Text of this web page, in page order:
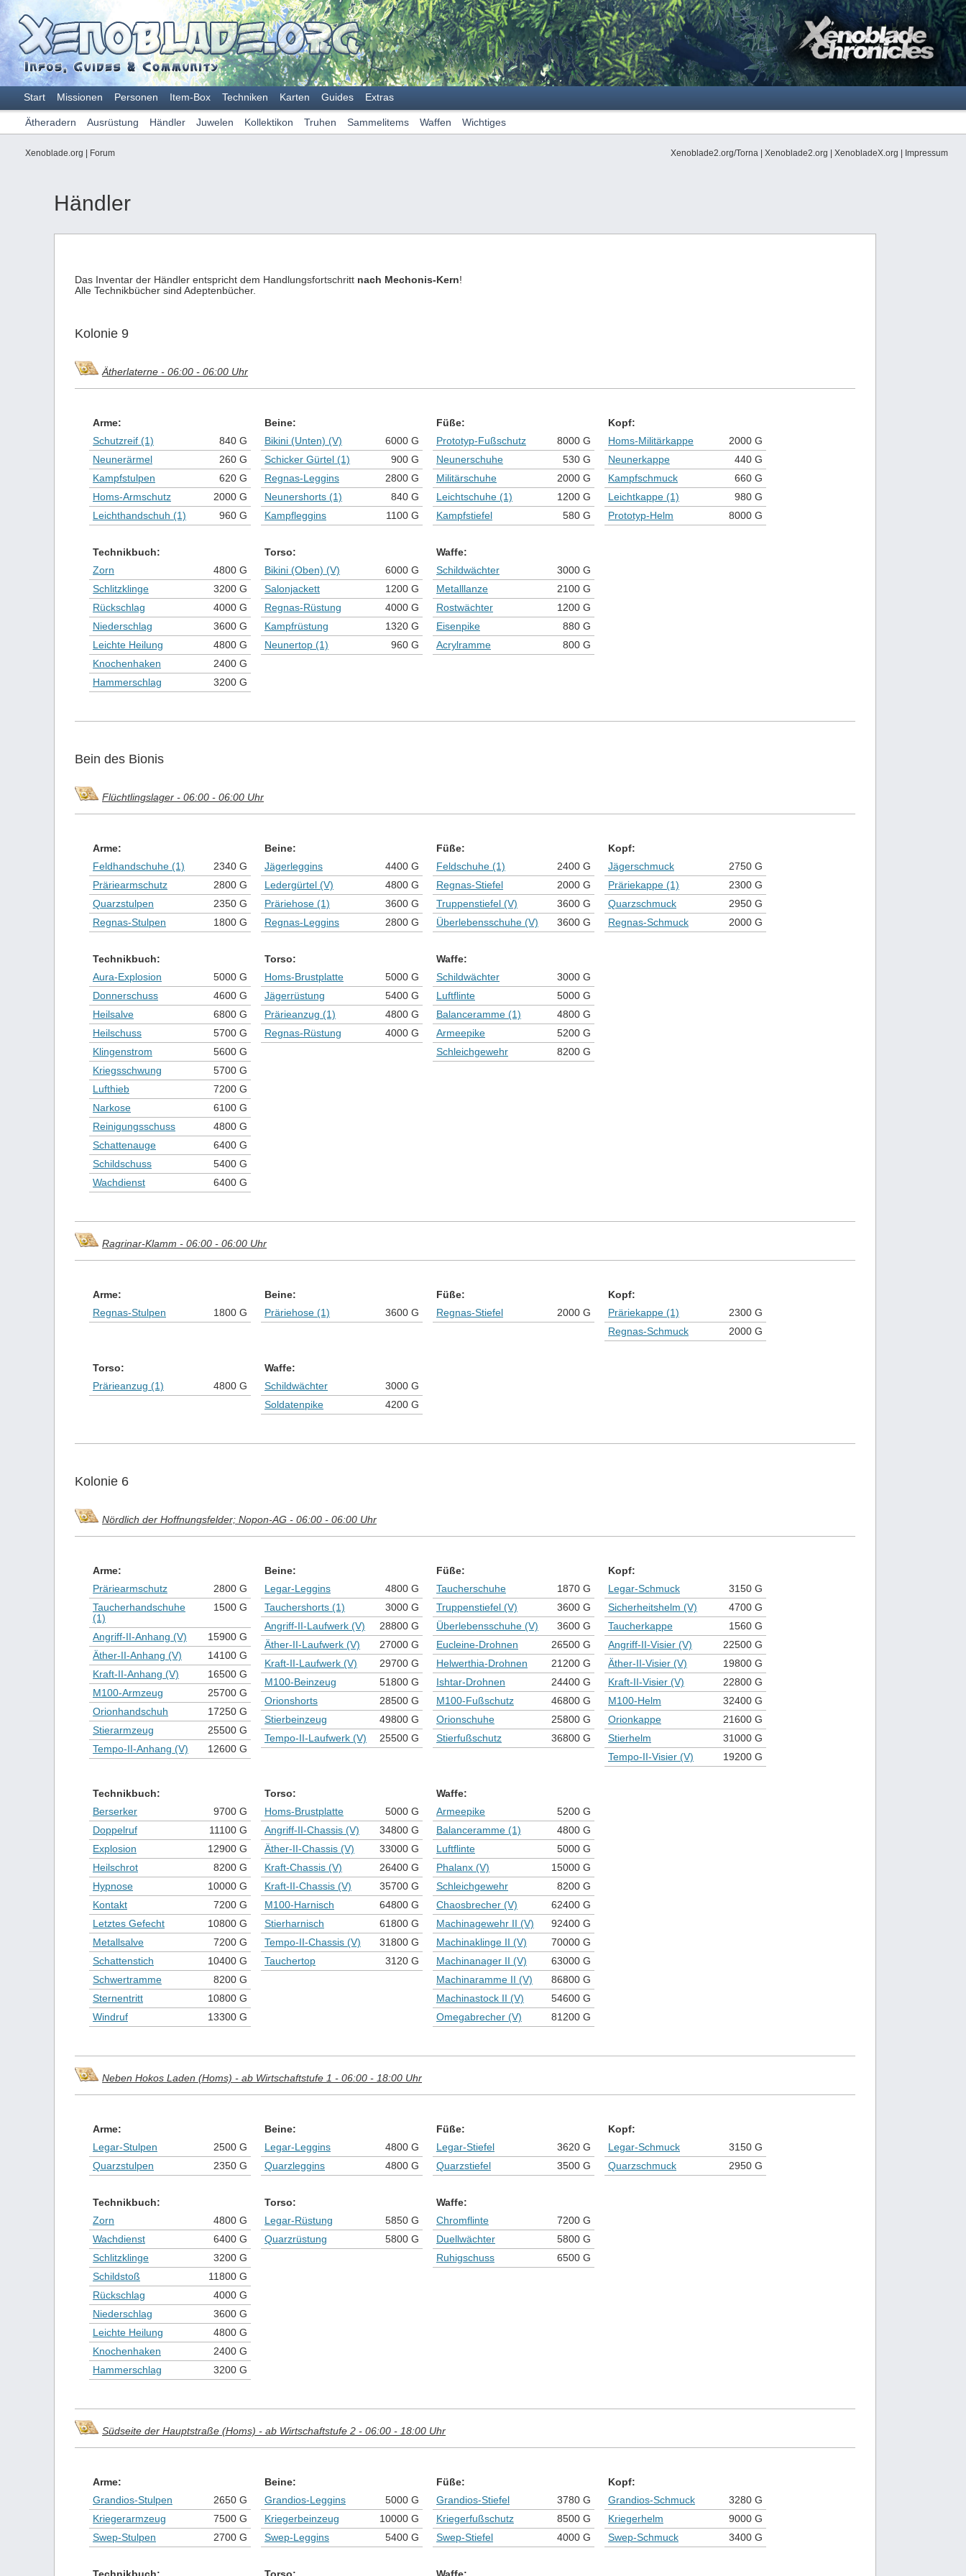
Start Missionen Personen Item-Box Techniken Karten Guides Extras
Ätheradern Ausrüstung Händler Juwelen Kollektikon Truhen Sammelitems Waffen Wichtiges
Xenoblade.org Forum Xenoblade2.org/Torna Xenoblade2.org XenobladeX.org Impressum
Händler
Das Inventar der Händler entspricht dem Handlungsfortschritt nach Mechonis-Kern!
Alle Technikbücher sind Adeptenbücher.
Kolonie 9
Ätherlaterne - 06:00 - 06:00 Uhr
Arme:
Schutzreif (1)
840 G
Neunerärmel
260 G
Kampfstulpen
620 G
Homs-Armschutz
2000 G
Leichthandschuh (1)
960 G
Beine:
Bikini (Unten) (V)
6000 G
Schicker Gürtel (1)
900 G
Regnas-Leggins
2800 G
Neunershorts (1)
840 G
Kampfleggins
1100 G
Füße:
Prototyp-Fußschutz
8000 G
Neunerschuhe
530 G
Militärschuhe
2000 G
Leichtschuhe (1)
1200 G
Kampfstiefel
580 G
Kopf:
Homs-Militärkappe
2000 G
Neunerkappe
440 G
Kampfschmuck
660 G
Leichtkappe (1)
980 G
Prototyp-Helm
8000 G
Technikbuch:
Zorn
4800 G
Schlitzklinge
3200 G
Rückschlag
4000 G
Niederschlag
3600 G
Leichte Heilung
4800 G
Knochenhaken
2400 G
Hammerschlag
3200 G
Torso:
Bikini (Oben) (V)
6000 G
Salonjackett
1200 G
Regnas-Rüstung
4000 G
Kampfrüstung
1320 G
Neunertop (1)
960 G
Waffe:
Schildwächter
3000 G
Metalllanze
2100 G
Rostwächter
1200 G
Eisenpike
880 G
Acrylramme
800 G
Bein des Bionis
Flüchtlingslager - 06:00 - 06:00 Uhr
Arme:
Feldhandschuhe (1)
2340 G
Präriearmschutz
2800 G
Quarzstulpen
2350 G
Regnas-Stulpen
1800 G
Beine:
Jägerleggins
4400 G
Ledergürtel (V)
4800 G
Präriehose (1)
3600 G
Regnas-Leggins
2800 G
Füße:
Feldschuhe (1)
2400 G
Regnas-Stiefel
2000 G
Truppenstiefel (V)
3600 G
Überlebensschuhe (V)
3600 G
Kopf:
Jägerschmuck
2750 G
Präriekappe (1)
2300 G
Quarzschmuck
2950 G
Regnas-Schmuck
2000 G
Technikbuch:
Aura-Explosion
5000 G
Donnerschuss
4600 G
Heilsalve
6800 G
Heilschuss
5700 G
Klingenstrom
5600 G
Kriegsschwung
5700 G
Lufthieb
7200 G
Narkose
6100 G
Reinigungsschuss
4800 G
Schattenauge
6400 G
Schildschuss
5400 G
Wachdienst
6400 G
Torso:
Homs-Brustplatte
5000 G
Jägerrüstung
5400 G
Prärieanzug (1)
4800 G
Regnas-Rüstung
4000 G
Waffe:
Schildwächter
3000 G
Luftflinte
5000 G
Balanceramme (1)
4800 G
Armeepike
5200 G
Schleichgewehr
8200 G
Ragrinar-Klamm - 06:00 - 06:00 Uhr
Arme:
Regnas-Stulpen
1800 G
Beine:
Präriehose (1)
3600 G
Füße:
Regnas-Stiefel
2000 G
Kopf:
Präriekappe (1)
2300 G
Regnas-Schmuck
2000 G
Torso:
Prärieanzug (1)
4800 G
Waffe:
Schildwächter
3000 G
Soldatenpike
4200 G
Kolonie 6
Nördlich der Hoffnungsfelder; Nopon-AG - 06:00 - 06:00 Uhr
Arme:
Präriearmschutz
2800 G
Taucherhandschuhe
(1)
1500 G
Angriff-II-Anhang (V)
15900 G
Äther-II-Anhang (V)
14100 G
Kraft-II-Anhang (V)
16500 G
M100-Armzeug
25700 G
Orionhandschuh
17250 G
Stierarmzeug
25500 G
Tempo-II-Anhang (V)
12600 G
Beine:
Legar-Leggins
4800 G
Tauchershorts (1)
3000 G
Angriff-II-Laufwerk (V)
28800 G
Äther-II-Laufwerk (V)
27000 G
Kraft-II-Laufwerk (V)
29700 G
M100-Beinzeug
51800 G
Orionshorts
28500 G
Stierbeinzeug
49800 G
Tempo-II-Laufwerk (V)
25500 G
Füße:
Taucherschuhe
1870 G
Truppenstiefel (V)
3600 G
Überlebensschuhe (V)
3600 G
Eucleine-Drohnen
26500 G
Helwerthia-Drohnen
21200 G
Ishtar-Drohnen
24400 G
M100-Fußschutz
46800 G
Orionschuhe
25800 G
Stierfußschutz
36800 G
Kopf:
Legar-Schmuck
3150 G
Sicherheitshelm (V)
4700 G
Taucherkappe
1560 G
Angriff-II-Visier (V)
22500 G
Äther-II-Visier (V)
19800 G
Kraft-II-Visier (V)
22800 G
M100-Helm
32400 G
Orionkappe
21600 G
Stierhelm
31000 G
Tempo-II-Visier (V)
19200 G
Technikbuch:
Berserker
9700 G
Doppelruf
11100 G
Explosion
12900 G
Heilschrot
8200 G
Hypnose
10000 G
Kontakt
7200 G
Letztes Gefecht
10800 G
Metallsalve
7200 G
Schattenstich
10400 G
Schwertramme
8200 G
Sternentritt
10800 G
Windruf
13300 G
Torso:
Homs-Brustplatte
5000 G
Angriff-II-Chassis (V)
34800 G
Äther-II-Chassis (V)
33000 G
Kraft-Chassis (V)
26400 G
Kraft-II-Chassis (V)
35700 G
M100-Harnisch
64800 G
Stierharnisch
61800 G
Tempo-II-Chassis (V)
31800 G
Tauchertop
3120 G
Waffe:
Armeepike
5200 G
Balanceramme (1)
4800 G
Luftflinte
5000 G
Phalanx (V)
15000 G
Schleichgewehr
8200 G
Chaosbrecher (V)
62400 G
Machinagewehr II (V)
92400 G
Machinaklinge II (V)
70000 G
Machinanager II (V)
63000 G
Machinaramme II (V)
86800 G
Machinastock II (V)
54600 G
Omegabrecher (V)
81200 G
Neben Hokos Laden (Homs) - ab Wirtschaftstufe 1 - 06:00 - 18:00 Uhr
Arme:
Legar-Stulpen
2500 G
Quarzstulpen
2350 G
Beine:
Legar-Leggins
4800 G
Quarzleggins
4800 G
Füße:
Legar-Stiefel
3620 G
Quarzstiefel
3500 G
Kopf:
Legar-Schmuck
3150 G
Quarzschmuck
2950 G
Technikbuch:
Zorn
4800 G
Wachdienst
6400 G
Schlitzklinge
3200 G
Schildstoß
11800 G
Rückschlag
4000 G
Niederschlag
3600 G
Leichte Heilung
4800 G
Knochenhaken
2400 G
Hammerschlag
3200 G
Torso:
Legar-Rüstung
5850 G
Quarzrüstung
5800 G
Waffe:
Chromflinte
7200 G
Duellwächter
5800 G
Ruhigschuss
6500 G
Südseite der Hauptstraße (Homs) - ab Wirtschaftstufe 2 - 06:00 - 18:00 Uhr
Arme:
Grandios-Stulpen
2650 G
Kriegerarmzeug
7500 G
Swep-Stulpen
2700 G
Beine:
Grandios-Leggins
5000 G
Kriegerbeinzeug
10000 G
Swep-Leggins
5400 G
Füße:
Grandios-Stiefel
3780 G
Kriegerfußschutz
8500 G
Swep-Stiefel
4000 G
Kopf:
Grandios-Schmuck
3280 G
Kriegerhelm
9000 G
Swep-Schmuck
3400 G